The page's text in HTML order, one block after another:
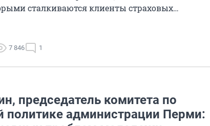
сталкиваются клиенты страховых
7 846 1
председатель комитета по
политике администрации Перми: